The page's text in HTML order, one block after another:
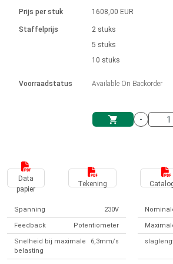
Eenheidssysteem
Solenoïden
driver
Ø 28-42| 1-1400 rpm | <= 290Ncm
Borstelloze DC-motordrivers
Borstel DC-motordrivers DPWM-
Stappenmotor drivers
Synchroon-asynchroon | voor 1-4 aandrijvingen
Besturingskasten
Synchroon-asynchroon | voor 1-4 aandrijvingen
Français (EUR)
Norsk (NOK)
Suomi (EUR)
Svenska (SEK)
Prijs per stuk
Staffelprijs
Voorraadstatus
1608,00 EUR
2 stuks
5 stuks
10 stuks
Available On Backorder
-
Data
papier
Tekening
Spanning 230V
Feedback Potentiometer
Snelheid bij maximale
belasting
6,3mm/s